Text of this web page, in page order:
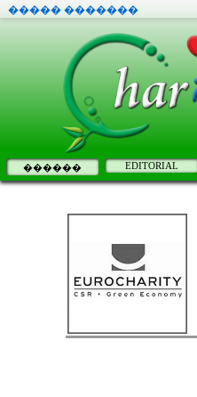
����� �������
������ EDITORIAL